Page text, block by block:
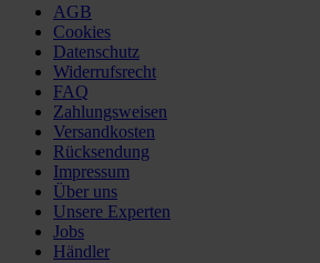
AGB
Cookies
Datenschutz
Widerrufsrecht
FAQ
Zahlungsweisen
Versandkosten
Rücksendung
Impressum
Über uns
Unsere Experten
Jobs
Händler